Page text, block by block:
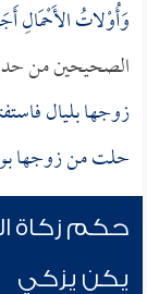
وَأُوْلاتُ الأَحْمَالِ
الصحيحين من
زوجها بليال
حلت من زوجها
حكم زكاة
يكن يزكي